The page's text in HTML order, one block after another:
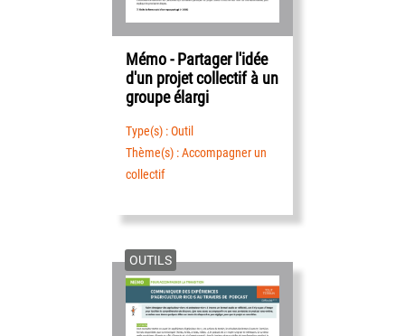
Mémo - Partager l'idée
d'un projet collectif à un
groupe élargi
Type(s) : Outil
Thème(s) : Accompagner un
collectif
OUTILS